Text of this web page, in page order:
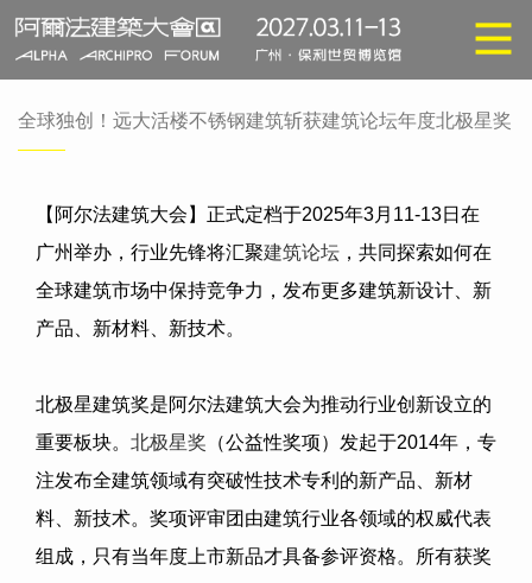
全球独创！远大活楼不锈钢建筑斩获建筑论坛年度北极星奖
【阿尔法建筑大会】正式定档于2025年3月 11-13日在
广州举办，行业先锋将汇聚建筑论坛 ，共同探索如何在
全球建筑市场中保持竞争力，发布更多建筑新设计、新
产品、新材料、新技术。
北极星建筑奖是阿尔法建筑大会为推动行业创新设立的
重要板块。 北极星奖 （公益性奖项）发起于2014年，专
注发布全建筑领域有突破性技术专利的新产品、新材
料、新技术。奖项评审团由建筑行业各领域的权威代表
组成，只有当年度上市新品才具备参评资格。所有获奖